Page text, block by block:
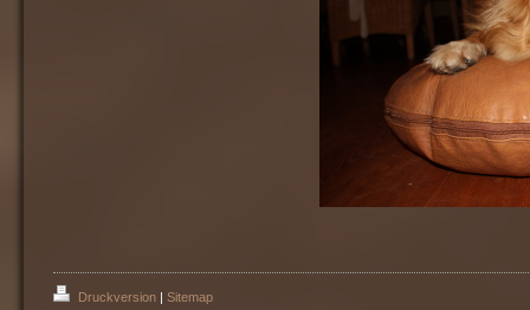
Druckversion | Sitemap